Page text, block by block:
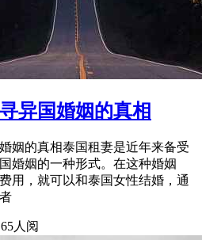
异国婚姻的真相
姻的真相泰国租妻是近年来备受
婚姻的一种形式。在这种婚姻
用，就可以和泰国女性结婚，通
65人阅